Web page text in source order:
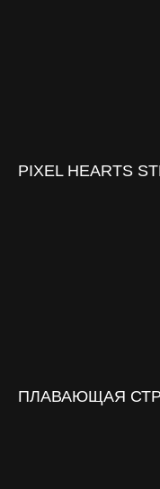
PIXEL HEARTS
ПЛАВАЮЩАЯ